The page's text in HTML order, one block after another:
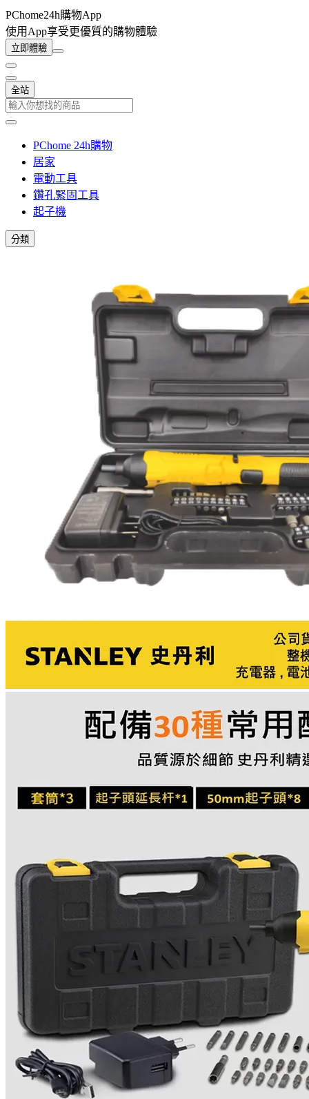
PChome24h購物App
使用App享受更優質的購物體驗
立即體驗
全站
PChome 24h購物
居家
電動工具
鑽孔緊固工具
起子機
分類